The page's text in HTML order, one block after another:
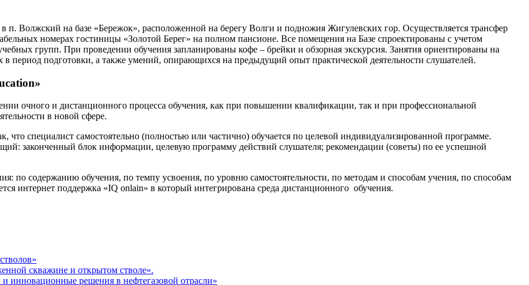
п. Волжский на базе «Бережок», расположенной на берегу Волги и подножия Жигулевских гор. Осуществляется трансфер
номерах гостиницы «Золотой Берег» на полном пансионе. Все помещения на Базе спроектированы с учетом
групп. При проведении обучения запланированы кофе – брейки и обзорная экскурсия. Занятия ориентированы на
период подготовки, а также умений, опирающихся на предыдущий опыт практической деятельности слушателей.
очного и дистанционного процесса обучения, как при повышении квалификации, так и при профессиональной
в новой сфере.
что специалист самостоятельно (полностью или частично) обучается по целевой индивидуализированной программе.
законченный блок информации, целевую программу действий слушателя; рекомендации (советы) по ее успешной
по содержанию обучения, по темпу усвоения, по уровню самостоятельности, по методам и способам учения, по способам
интернет поддержка «IQ onlain» в который интегрирована среда дистанционного обучения.
скважине и открытом стволе».
инновационные решения в нефтегазовой отрасли»